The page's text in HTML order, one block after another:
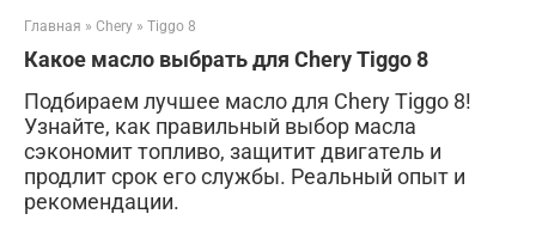
Главная » Chery » Tiggo 8
Какое масло выбрать для Chery Tiggo 8
Подбираем лучшее масло для Chery Tiggo 8!
Узнайте, как правильный выбор масла
сэкономит топливо, защитит двигатель и
продлит срок его службы. Реальный опыт и
рекомендации.